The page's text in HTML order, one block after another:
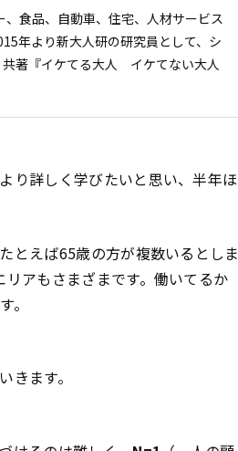
食品、自動車、住宅、人材サービス
年より新大人研の研究員として、シ
著『イケてる大人 イケてない大人
り詳しく学びたいと思い、半年ほ
とえば65歳の方が複数いるとしま
アもさまざまです。働いてるか
。
ます。